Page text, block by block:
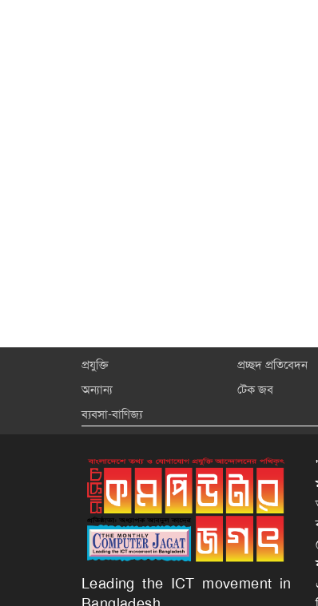
প্রযুক্তি প্রচ্ছদ প্রতিবেদন
অন্যান্য
টেক জব
ব্যবসা-বাণিজ্য
Leading the ICT movement in